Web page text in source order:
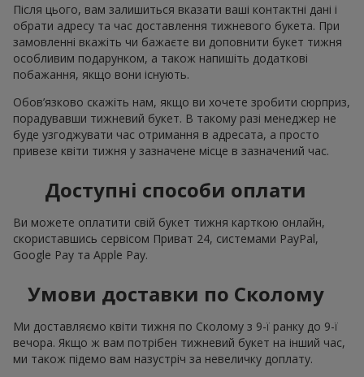
Після цього, вам залишиться вказати ваші контактні дані і
обрати адресу та час доставлення тижневого букета. При
замовленні вкажіть чи бажаєте ви доповнити букет тижня
особливим подарунком, а також напишіть додаткові
побажання, якщо вони існують.
Обов’язково скажіть нам, якщо ви хочете зробити сюрприз,
порадувавши тижневий букет. В такому разі менеджер не
буде узгоджувати час отримання в адресата, а просто
привезе квіти тижня у зазначене місце в зазначений час.
Доступні способи оплати
Ви можете оплатити свій букет тижня карткою онлайн,
скориставшись сервісом Приват 24, системами PayPal,
Google Pay та Apple Pay.
Умови доставки по Сколому
Ми доставляємо квіти тижня по Сколому з 9-ї ранку до 9-ї
вечора. Якщо ж вам потрібен тижневий букет на інший час,
ми також підемо вам назустріч за невеличку доплату.